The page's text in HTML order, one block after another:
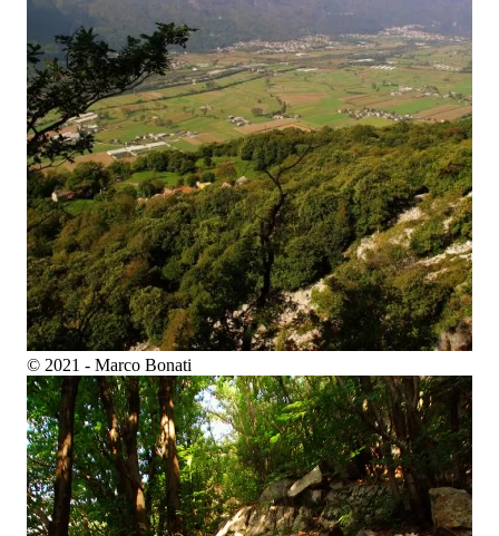
© 2021 - Marco Bonati